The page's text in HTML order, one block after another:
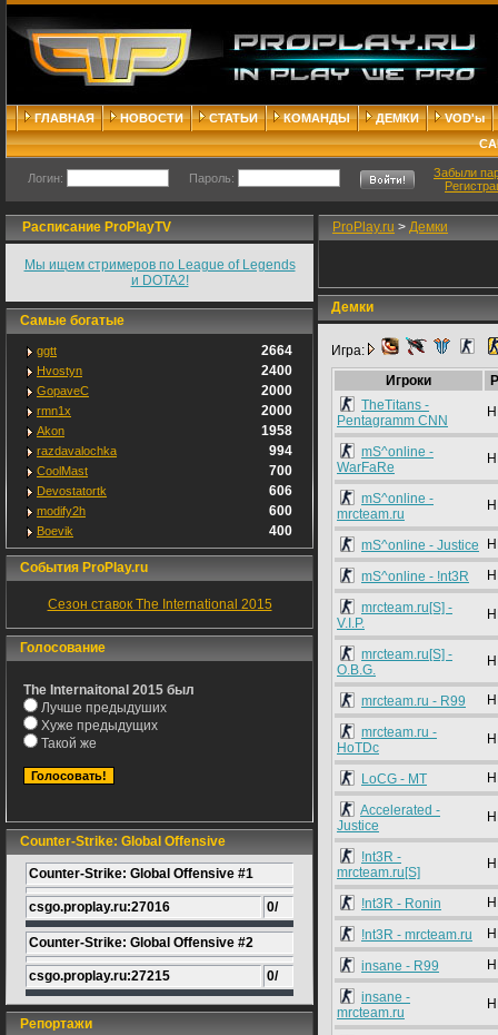
ГЛАВНАЯ НОВОСТИ СТАТЬИ КОМАНДЫ ДЕМКИ
VOD'ы
Логин: Пароль:
Забыли
Расписание ProPlayTV
Мы ищем стримеров по League of Legends
и DOTA2!
Самые богатые
ggtt 2664
Hvostyn 2400
GopaveC 2000
rmn1x 2000
Akon 1958
razdavalochka 994
CoolMast 700
Devostatortk 606
modify2h 600
Boevik 400
События ProPlay.ru
Сезон ставок The International 2015
Голосование
The Internaitonal 2015 был
Лучше предыдуших
Хуже предыдущих
Такой же
Counter-Strike: Global Offensive
Counter-Strike: Global Offensive #1
csgo.proplay.ru:27016 0/
Counter-Strike: Global Offensive #2
csgo.proplay.ru:27215 0/
Репортажи
ProPlay.ru > Демки
Демки
Игра:
Игроки
TheTitans -
Pentagramm CNN
mS^online -
WarFaRe
mS^online -
mrcteam.ru
mS^online - Justice
mS^online - !nt3R
mrcteam.ru[S] -
V.I.P.
mrcteam.ru[S] -
O.B.G.
mrcteam.ru - R99
mrcteam.ru -
HoTDc
LoCG - MT
Accelerated -
Justice
!nt3R -
mrcteam.ru[S]
!nt3R - Ronin
!nt3R - mrcteam.ru
insane - R99
insane -
mrcteam.ru